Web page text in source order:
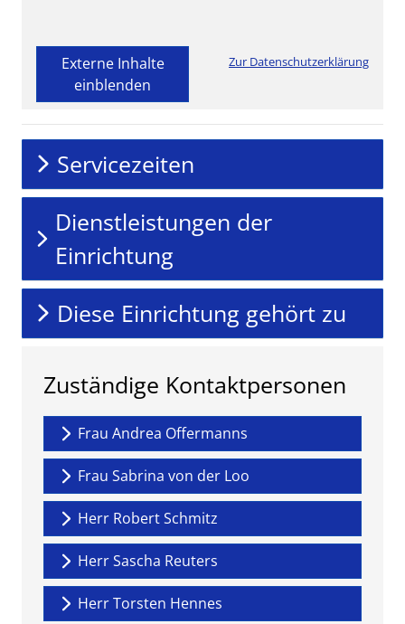
Externe Inhalte
einblenden
Zur Datenschutzerklärung
Servicezeiten
Dienstleistungen der
Einrichtung
Diese Einrichtung gehört zu
Zuständige Kontaktpersonen
Frau Andrea Offermanns
Frau Sabrina von der Loo
Herr Robert Schmitz
Herr Sascha Reuters
Herr Torsten Hennes